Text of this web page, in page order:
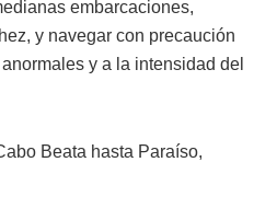
embarcaciones,
y navegar con precaución
y a la intensidad del
Beata hasta Paraíso,